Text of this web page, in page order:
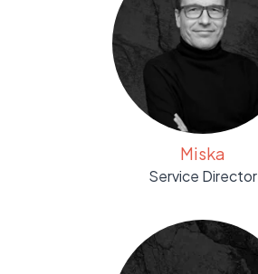
Miska
Service Director